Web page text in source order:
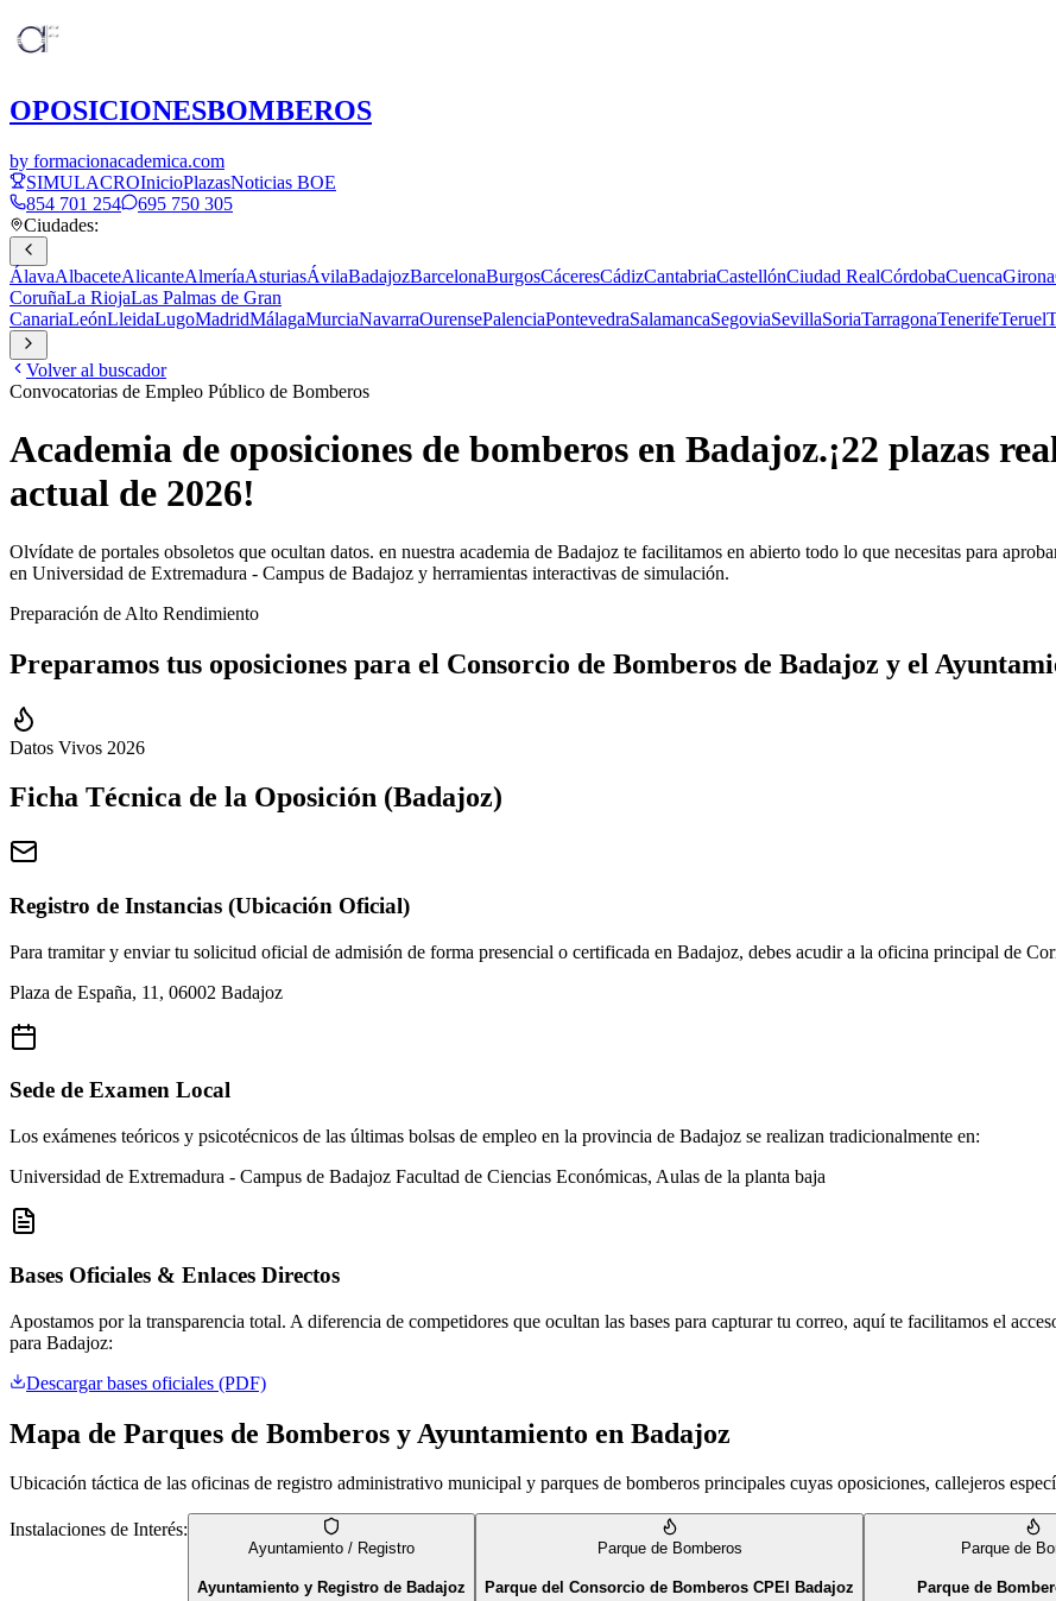
OPOSICIONESBOMBEROS
by formacionacademica.com
SIMULACROInicioPlazasNoticias BOE
854 701 254
695 750 305
Ciudades:
ÁlavaAlbaceteAlicanteAlmeríaAsturiasÁvilaBadajozBarcelonaBurgosCáceresCádizCantabriaCastellónCiudad RealCórdobaCuencaGirona
CoruñaLa RiojaLas Palmas de Gran
CanariaLeónLleidaLugoMadridMálagaMurciaNavarraOurensePalenciaPontevedraSalamancaSegoviaSevillaSoriaTarragonaTenerifeTeruel
Volver al buscador
Convocatorias de Empleo Público de Bomberos
Academia de oposiciones de bomberos en Badajoz.¡22 plazas
actual de 2026!
Olvídate de portales obsoletos que ocultan datos. en nuestra academia de Badajoz te facilitamos en abierto todo lo que necesitas para
en Universidad de Extremadura - Campus de Badajoz y herramientas interactivas de simulación.
Preparación de Alto Rendimiento
Preparamos tus oposiciones para el Consorcio de Bomberos de Badajoz y el
Datos Vivos 2026
Ficha Técnica de la Oposición (Badajoz)
Registro de Instancias (Ubicación Oficial)
Para tramitar y enviar tu solicitud oficial de admisión de forma presencial o certificada en Badajoz, debes acudir a la oficina principal de
Plaza de España, 11, 06002 Badajoz
Sede de Examen Local
Los exámenes teóricos y psicotécnicos de las últimas bolsas de empleo en la provincia de Badajoz se realizan tradicionalmente en:
Universidad de Extremadura - Campus de Badajoz Facultad de Ciencias Económicas, Aulas de la planta baja
Bases Oficiales & Enlaces Directos
Apostamos por la transparencia total. A diferencia de competidores que ocultan las bases para capturar tu correo, aquí te facilitamos el
para Badajoz:
Descargar bases oficiales (PDF)
Mapa de Parques de Bomberos y Ayuntamiento en Badajoz
Ubicación táctica de las oficinas de registro administrativo municipal y parques de bomberos principales cuyas oposiciones, callejeros
Instalaciones de Interés:
Ayuntamiento / Registro
Ayuntamiento y Registro de Badajoz
Parque de Bomberos
Parque del Consorcio de Bomberos CPEI Badajoz
Parque de
Parque de